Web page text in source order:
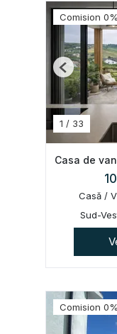
Comision 0%
1 / 33
Previous
Casa de
Casă /
Sud-
Comision 0%